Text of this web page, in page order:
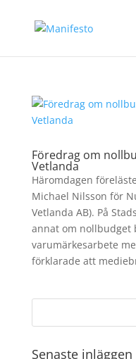
Föredrag om
Vetlanda
Häromdagen
Michael Nilsson för
Vetlanda AB). På
annat om nollbudget
varumärkesarbete
förklarade att
Senaste inläggen